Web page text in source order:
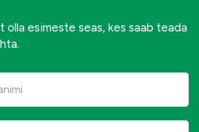
olla esimeste seas, kes saab teada